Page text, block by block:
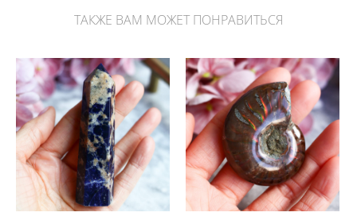
ТАКЖЕ ВАМ МОЖЕТ ПОНРАВИТЬСЯ